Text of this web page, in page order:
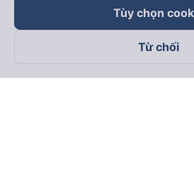
Theo dõi chúng tôi trên
Tùy chọn
Từ chối